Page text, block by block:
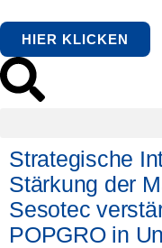
HIER KLICKEN
Strategische
Stärkung der
Sesotec
POPGRO in